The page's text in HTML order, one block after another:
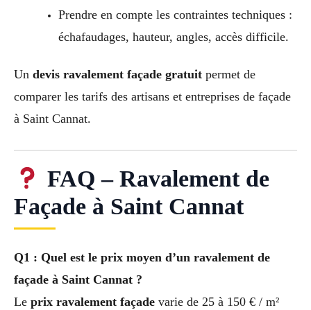
Prendre en compte les contraintes techniques :
échafaudages, hauteur, angles, accès difficile.
Un devis ravalement façade gratuit permet de
comparer les tarifs des artisans et entreprises de façade
à Saint Cannat.
FAQ – Ravalement de
Façade à Saint Cannat
Q1 : Quel est le prix moyen d’un ravalement de
façade à Saint Cannat ?
Le prix ravalement façade varie de 25 à 150 € / m²